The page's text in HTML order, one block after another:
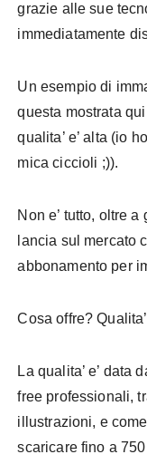
grazie alle sue
immediatamente
Un esempio di
questa mostrata
qualita’ e’ alta (io
mica ciccioli ;)).
Non e’ tutto, oltre a
lancia sul mercato
abbonamento per
Cosa offre?
La qualita’ e’ data
free professionali,
illustrazioni, e
scaricare fino a